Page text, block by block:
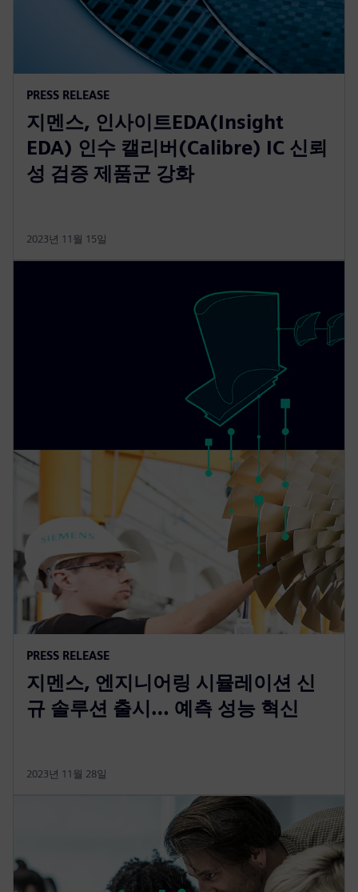
PRESS RELEASE
지멘스, 인사이트EDA(Insight
EDA) 인수 캘리버(Calibre) IC 신뢰
성 검증 제품군 강화
2023년 11월 15일
PRESS RELEASE
지멘스, 엔지니어링 시뮬레이션 신
규 솔루션 출시… 예측 성능 혁신
2023년 11월 28일